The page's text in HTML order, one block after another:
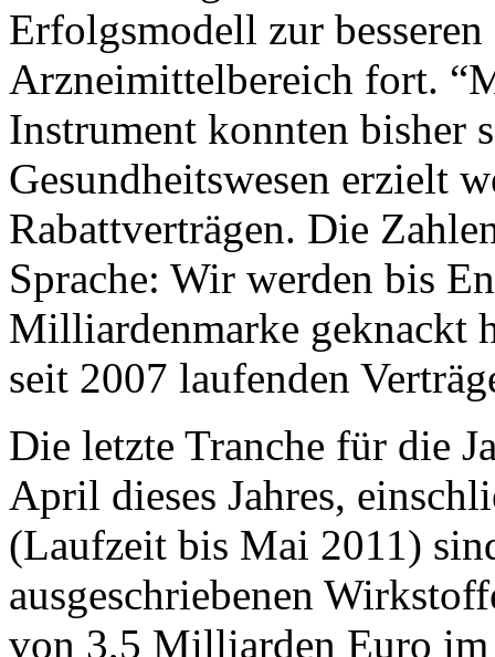
Erfolgsmodell zur
Arzneimittelbereich fort.
Instrument konnten bisher
Gesundheitswesen erzielt
Rabattverträgen. Die
Sprache: Wir werden bis
Milliardenmarke geknackt
seit 2007 laufenden
Die letzte Tranche für die
April dieses Jahres,
(Laufzeit bis Mai 2011)
ausgeschriebenen
von 3,5 Milliarden Euro